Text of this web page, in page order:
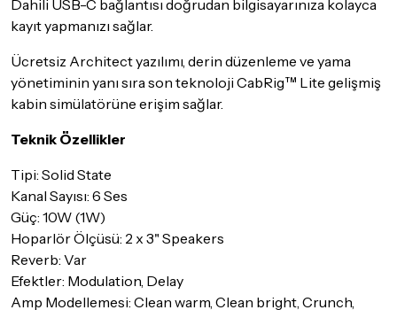
loop pedal ile harika sesler elde edebiliyorsunuz. 10W-
20W-40W seçenekli bir ürün.
Gelelim sevkiyata. Sanırım firma bu tip hassas ürünleri
bizzat kendi getiriyor. Ürün teslimi komşuma yapıldı.
Getiren arkadaşlar hassas davranmış. Teşekkürler do-
re
MURAT K.
Çok yetenekli alet.
Amatör olarak gitarla uğraşan biri olarak cihazı çok
beğendim. Özellikle küçük prova ve ev ortamında çok iş
gören bir cihaz. Evde ilk yaptığım hareket cihazı 1 watt'a
indirmek zaten. Üzerindeki hem ayarlanabilir hem hazır
Dahili USB-C bağlantısı doğrudan bilgisayarınıza kolayca
kayıt yapmanızı sağlar.
Ücretsiz Architect yazılımı, derin düzenleme ve yama
yönetiminin yanı sıra son teknoloji CabRig™ Lite gelişmiş
kabin simülatörüne erişim sağlar.
Teknik Özellikler
Tipi: Solid State
Kanal Sayısı: 6 Ses
Güç: 10W (1W)
Hoparlör Ölçüsü: 2 x 3" Speakers
Reverb: Var
Efektler: Modulation, Delay
Amp Modellemesi: Clean warm, Clean bright, Crunch,